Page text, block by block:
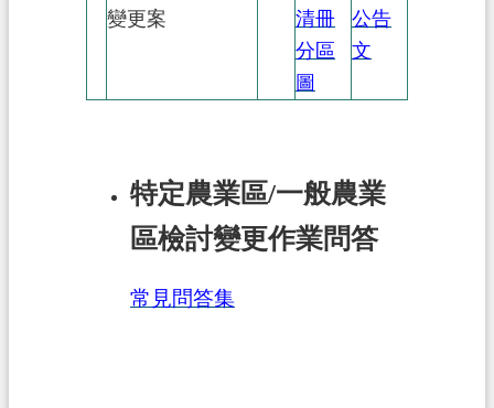
變更案
清冊
分區
圖
公告
文
特定農業區/一般農業
區檢討變更作業問答
常見問答集